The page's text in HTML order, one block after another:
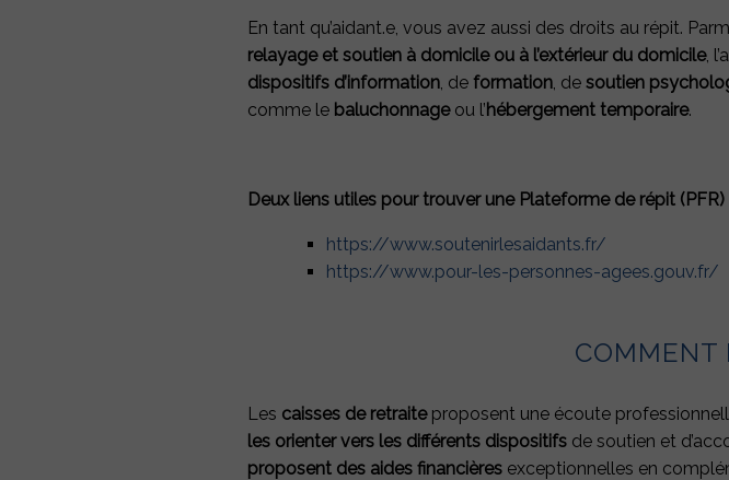
En tant qu’aidant.e, vous avez aussi des droits au répit.
relayage et soutien à domicile ou à l’extérieur du domicile,
dispositifs d’information , de formation , de soutien
comme le baluchonnageou l’hébergement temporaire.
Deux liens utiles pour trouver une Plateforme de répit
https://www.soutenirlesaidants.fr/
https://www.pour-les-personnes-agees.gouv.fr/
COMMENT
Les caisses de retraiteproposent une écoute
les orienter vers les différents dispositifs de soutien et
proposent des aides financières exceptionnelles en